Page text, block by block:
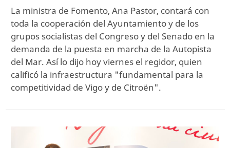
La ministra de Fomento, Ana Pastor, contará con
toda la cooperación del Ayuntamiento y de los
grupos socialistas del Congreso y del Senado en la
demanda de la puesta en marcha de la Autopista
del Mar. Así lo dijo hoy viernes el regidor, quien
calificó la infraestructura "fundamental para la
competitividad de Vigo y de Citroën".